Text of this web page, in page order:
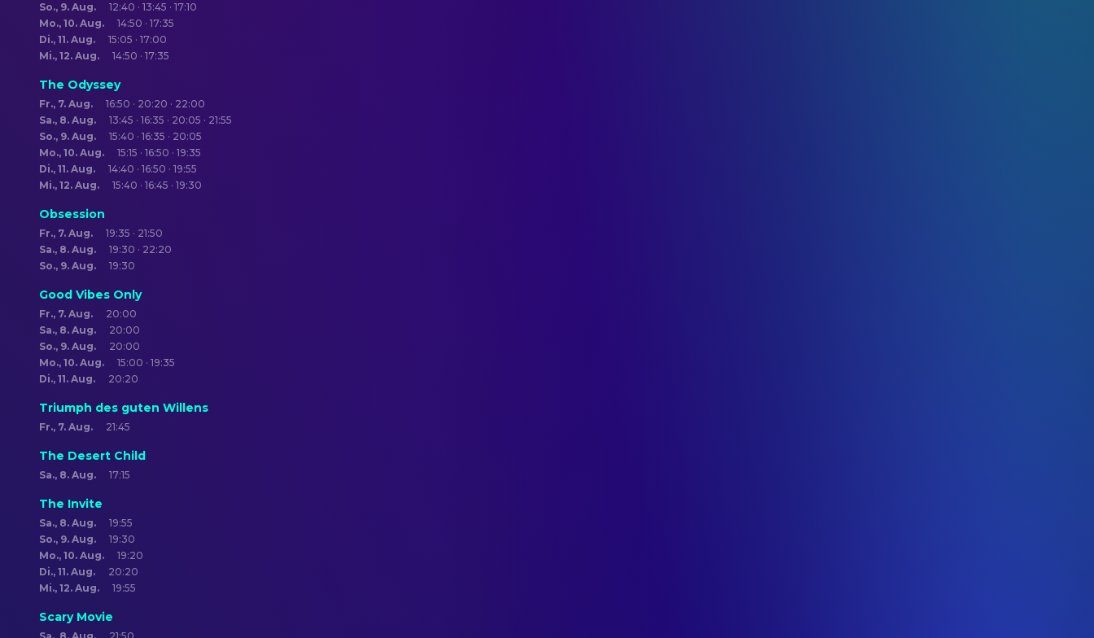
So., 9. Aug.
12:40 · 13:45 · 17:10
Mo., 10. Aug.
14:50 · 17:35
Di., 11. Aug.
15:05 · 17:00
Mi., 12. Aug.
14:50 · 17:35
The Odyssey
Fr., 7. Aug.
16:50 · 20:20 · 22:00
Sa., 8. Aug.
13:45 · 16:35 · 20:05 · 21:55
So., 9. Aug.
15:40 · 16:35 · 20:05
Mo., 10. Aug.
15:15 · 16:50 · 19:35
Di., 11. Aug.
14:40 · 16:50 · 19:55
Mi., 12. Aug.
15:40 · 16:45 · 19:30
Obsession
Fr., 7. Aug.
19:35 · 21:50
Sa., 8. Aug.
19:30 · 22:20
So., 9. Aug.
19:30
Good Vibes Only
Fr., 7. Aug.
20:00
Sa., 8. Aug.
20:00
So., 9. Aug.
20:00
Mo., 10. Aug.
15:00 · 19:35
Di., 11. Aug.
20:20
Triumph des guten Willens
Fr., 7. Aug. 21:45
The Desert Child
Sa., 8. Aug. 17:15
The Invite
Sa., 8. Aug.
19:55
So., 9. Aug.
19:30
Mo., 10. Aug.
19:20
Di., 11. Aug.
20:20
Mi., 12. Aug.
19:55
Scary Movie